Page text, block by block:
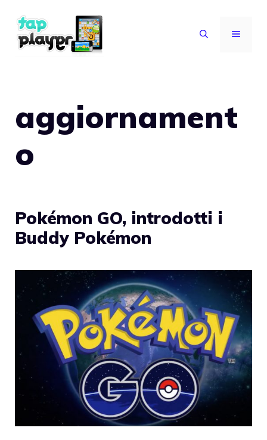
contenuto
MENU
aggiornament
o
Pokémon GO, introdotti i
Buddy Pokémon